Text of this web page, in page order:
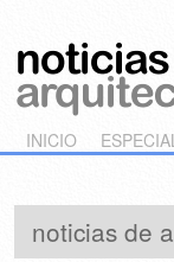
Main menu
Skip to primary
Skip to secondary
INICIO
noticias de